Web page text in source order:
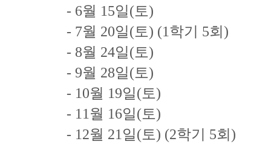
- 6월 15일(토)
- 7월 20일(토) (1학기 5회)
- 8월 24일(토)
- 9월 28일(토)
- 10월 19일(토)
- 11월 16일(토)
- 12월 21일(토) (2학기 5회)